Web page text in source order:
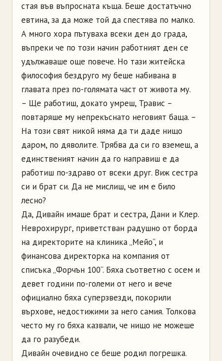
стая във въпросната къща. Беше достатъчно
евтина, за да може той да спестява по малко.
А много хора пътуваха всеки ден до града,
въпреки че по този начин работният ден се
удължаваше още повече. Но тази житейска
философия бездруго му беше набивана в
главата през по-голямата част от живота му.
– Ще работиш, докато умреш, Травис –
повтаряше му непрекъснато неговият баща. –
На този свят никой няма да ти даде нищо
даром, по дяволите. Трябва да си го вземеш, а
единственият начин да го направиш е да
работиш по-здраво от всеки друг. Виж сестра
си и брат си. Да не мислиш, че им е било
лесно?
Да, Дивайн имаше брат и сестра, Дани и Клер.
Неврохирург, приветстван радушно от борда
на директорите на клиника „Мейо“, и
финансова директорка на компания от
списъка „Форчън 100“. Бяха съответно с осем и
девет години по-големи от него и вече
официално бяха суперзвезди, покорили
върхове, недостижими за него самия. Толкова
често му го бяха казвали, че нищо не можеше
да го разубеди.
Дивайн очевидно се беше родил погрешка.